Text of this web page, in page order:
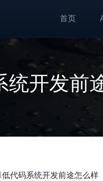
首页
统开发前
代码系统开发前途怎么样